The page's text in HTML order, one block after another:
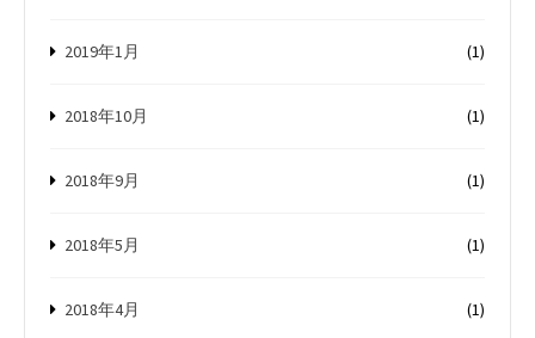
2019年1月 (1)
2018年10月 (1)
2018年9月 (1)
2018年5月 (1)
2018年4月 (1)